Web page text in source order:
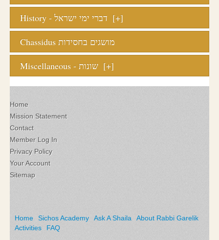
History - דברי ימי ישראל [+]
Chassidus מושגים בחסידות
Miscellaneous - שונות [+]
Home
Mission Statement
Contact
Member Log In
Privacy Policy
Your Account
Sitemap
Home Sichos Academy Ask A Shaila
About Rabbi Garelik
Activities
FAQ